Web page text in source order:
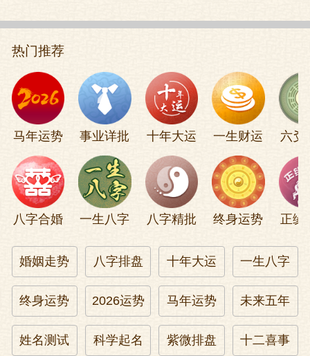
不服你去死!
边关告急,奏章如雨。
王振愉快地笑了:圣上,咱们御驾亲征,杀也先
一个片甲不留。
咱们成吗?英宗朱祁镇有点拿捏不定。
难道陛下怀疑自己的英明神武吗?
这句话给英宗吃了定心丸,他怀疑这世界上
太多的事,唯独不怀疑这一点。
缺一不成也占先,六龙亲御到胡边
热门推荐
马年运势 事业详批 十年大运 一生财运 六爻
八字合婚 一生八字 八字精批 终身运势 正缘
婚姻走势 八字排盘 十年大运 一生八字
终身运势 2026运势 马年运势 未来五年
姓名测试 科学起名 紫微排盘 十二喜事